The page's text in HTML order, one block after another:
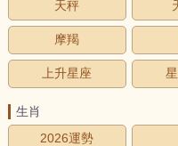
天秤
摩羯
上升星座
生肖
2026運勢